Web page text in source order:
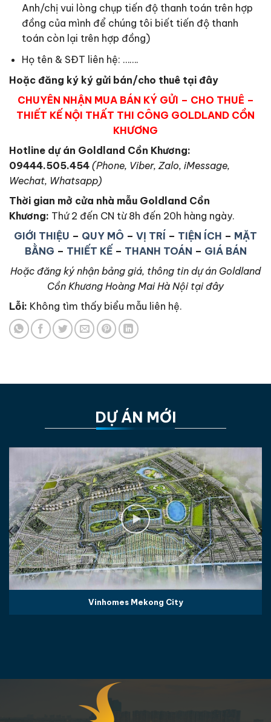
Anh/chị vui lòng chụp tiến độ thanh toán trên hợp
đồng của mình để chúng tôi biết tiến độ thanh
toán còn lại trên hợp đồng)
Họ tên & SĐT liên hệ: …….
Hoặc đăng ký ký gửi bán/cho thuê tại đây
CHUYÊN NHẬN MUA BÁN KÝ GỬI – CHO THUÊ –
THIẾT KẾ NỘI THẤT THI CÔNG GOLDLAND CỒN
KHƯƠNG
Hotline dự án Goldland Cồn Khương:
09444.505.454 (Phone, Viber, Zalo, iMessage,
Wechat, Whatsapp)
Thời gian mở cửa nhà mẫu Goldland Cồn
Khương: Thứ 2 đến CN từ 8h đến 20h hàng ngày.
GIỚI THIỆU – QUY MÔ – VỊ TRÍ – TIỆN ÍCH – MẶT
BẰNG – THIẾT KẾ– THANH TOÁN – GIÁ BÁN
Hoặc đăng ký nhận bảng giá, thông tin dự án Goldland
Cồn Khương Hoàng Mai Hà Nội tại đây
Lỗi: Không tìm thấy biểu mẫu liên hệ.
DỰ ÁN MỚI
Vinhomes Mekong City